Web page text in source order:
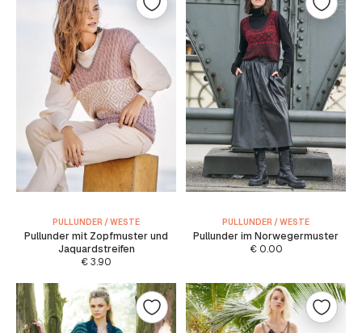
PULLUNDER / WESTE
Pullunder mit Zopfmuster und
Jaquardstreifen
€3.90
PULLUNDER / WESTE
Pullunder im Norwegermuster
€0.00